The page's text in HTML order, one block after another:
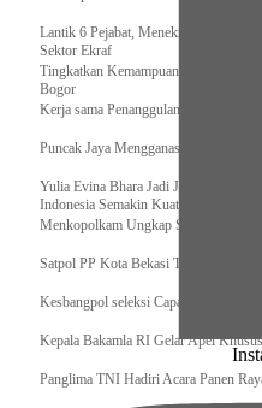
Lantik 6 Pejabat, Menekraf Tegaskan
Sektor Ekraf
Tingkatkan Kemampuan K9 TNI,
Bogor
Kerja sama Penanggulangan
Puncak Jaya Mengganas, TNI-
Yulia Evina Bhara Jadi Juri Festival
Indonesia Semakin Kuat
Menkopolkam Ungkap Spirit
Satpol PP Kota Bekasi Tertibkan PPKS
Kesbangpol seleksi Capaska 736
Kepala Bakamla RI Gelar Apel
Panglima TNI Hadiri Acara Panen